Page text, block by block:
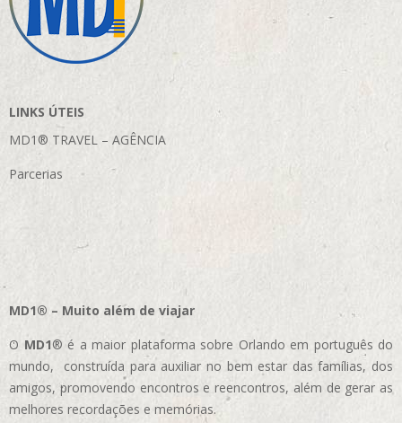
LINKS ÚTEIS
MD1® TRAVEL – AGÊNCIA
Parcerias
MD1® – Muito além de viajar
O MD1® é a maior plataforma sobre Orlando em português do
mundo, construída para auxiliar no bem estar das famílias, dos
amigos, promovendo encontros e reencontros, além de gerar as
melhores recordações e memórias.